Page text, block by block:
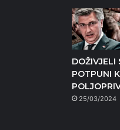
DOŽIVJELI
POTPUNI
25/03/2024